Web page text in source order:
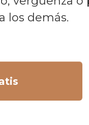
los demás.